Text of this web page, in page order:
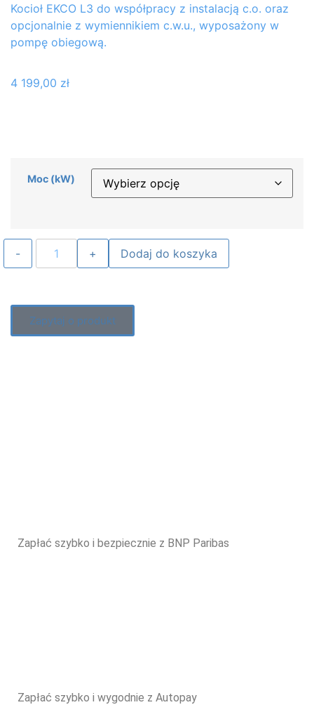
Kocioł EKCO L3 do współpracy z instalacją c.o. oraz
opcjonalnie z wymiennikiem c.w.u., wyposażony w
pompę obiegową.
4 199,00 zł
Moc (kW)
Dodaj do koszyka
Zapytaj o produkt
Zapłać szybko i bezpiecznie z BNP Paribas
Zapłać szybko i wygodnie z Autopay